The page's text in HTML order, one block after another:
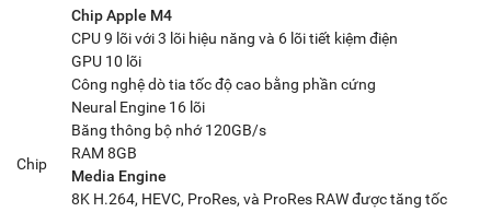
Chip
Chip Apple M4
CPU 9 lõi với 3 lõi hiệu năng và 6 lõi tiết kiệm điện
GPU 10 lõi
Công nghệ dò tia tốc độ cao bằng phần cứng
Neural Engine 16 lõi
Băng thông bộ nhớ 120GB/s
RAM 8GB
Media Engine
8K H.264, HEVC, ProRes, và ProRes RAW được tăng tốc